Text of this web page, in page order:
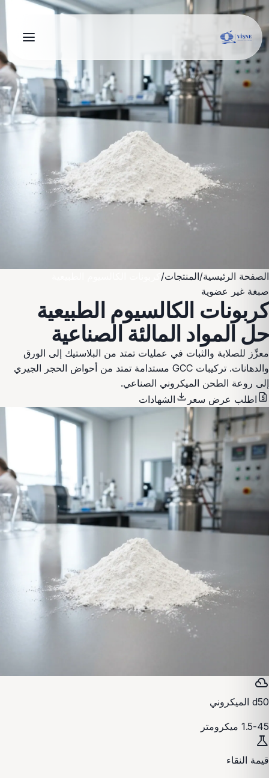
الصفحة الرئيسية/المنتجات/
صبغة غير عضوية
كربونات الكالسيوم الطبيعية
حل المواد المالئة الصناعية
معزِّز للصلابة والثبات في عمليات تمتد من البلاستيك إلى الورق
والدهانات. تركيبات GCC مستدامة تمتد من أحواض الحجر الجيري
إلى روعة الطحن الميكروني الصناعي.
request_quote اطلب عرض سعر download الشهادات
filter_drama
d50 الميكروني
1.5-45 ميكرومتر
science
قيمة النقاء